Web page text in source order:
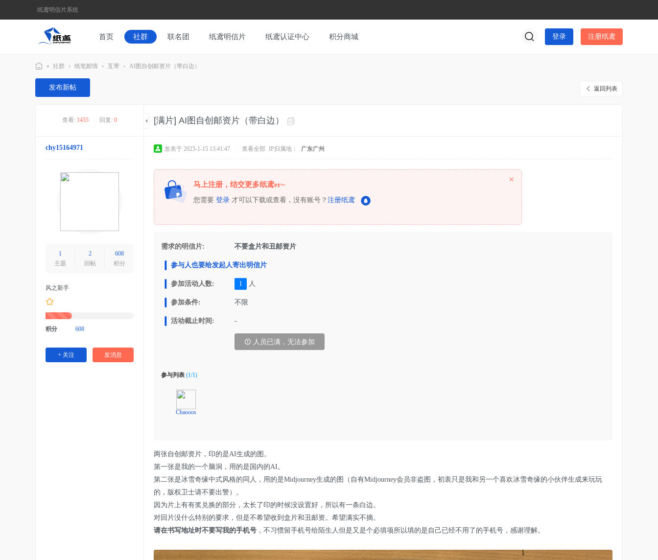
纸鸢明信片系统
首页 社群 联名团 纸鸢明信片 纸鸢认证中心 积分商城 登录 注册纸鸢
纸
鸢
» 社群 › 纸笔邮情 › 互寄 › AI图自创邮资片（带白边）
返回列表
发布新帖
查看: 1455 回复: 0 [满片] AI图自创邮资片（带白边）
chy15164971
1
主题
2
回帖
608
积分
风之新手
积分 608
+ 关注 发消息
发表于 2025-1-15 13:41:47 查看全部 IP归属地： 广东广州
马上注册，结交更多纸鸢er~
您需要 登录 才可以下载或查看，没有账号？ 注册纸鸢
×
需求的明信片: 不要盒片和丑邮资片
参与人也要给发起人寄出明信片
参加活动人数: 1 人
参加条件: 不限
活动截止时间: -
人员已满，无法参加
参与列表 (1/1)
Chaooos
两张自创邮资片，印的是AI生成的图。
第一张是我的一个脑洞，用的是国内的AI。
第二张是冰雪奇缘中式风格的同人，用的是Midjourney生成的图（自有Midjourney会员非盗图，初衷只是我和另一个喜欢冰雪奇缘的小伙伴生成来玩玩
的，版权卫士请不要出警）。
因为片上有有奖兑换的部分，太长了印的时候没设置好，所以有一条白边。
对回片没什么特别的要求，但是不希望收到盒片和丑邮资。希望满实不摘。
请在书写地址时不要写我的手机号 ，不习惯留手机号给陌生人但是又是个必填项所以填的是自己已经不用了的手机号，感谢理解。